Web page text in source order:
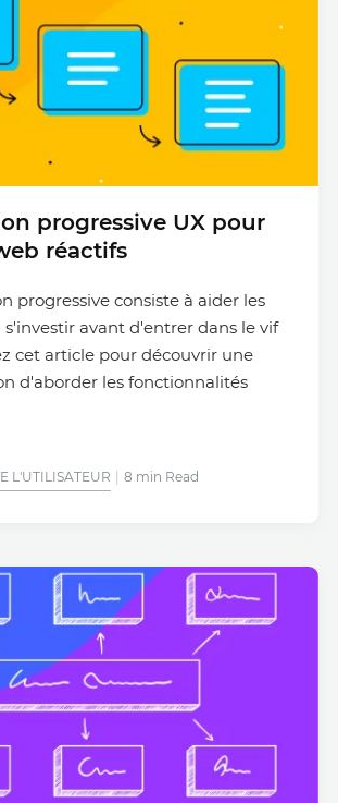
progressive UX pour
réactifs
progressive consiste à aider les
s'investir avant d'entrer dans le vif
cet article pour découvrir une
d'aborder les fonctionnalités
L'UTILISATEUR 8 min Read